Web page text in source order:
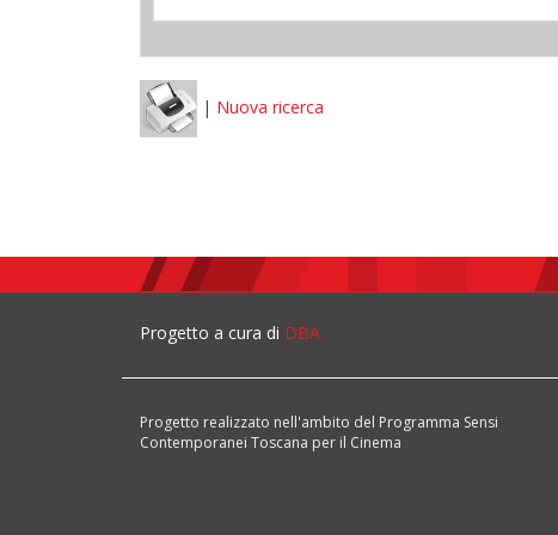
| Nuova ricerca
Progetto a cura di DBA
Progetto realizzato nell'ambito del Programma Sensi
Contemporanei Toscana per il Cinema